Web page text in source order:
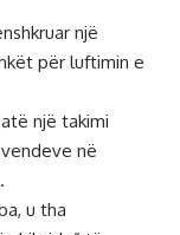
një
për luftimin e
një takimi
në
u tha